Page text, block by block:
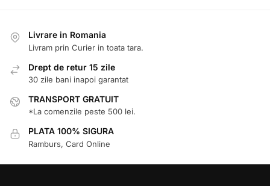
Livrare in Romania
Livram prin Curier in toata tara.
Drept de retur 15 zile
30 zile bani inapoi garantat
TRANSPORT GRATUIT
*La comenzile peste 500 lei.
PLATA 100% SIGURA
Ramburs, Card Online